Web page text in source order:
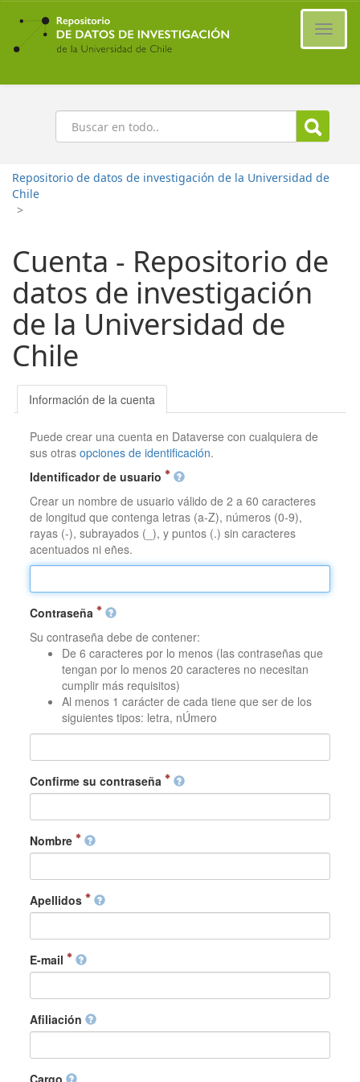
Ir
contenido
principal
Buscar
Repositorio de datos de investigación de la Universidad de
Chile
>
Cuenta - Repositorio de
datos de investigación
de la Universidad de
Chile
Información de la cuenta
Puede crear una cuenta en Dataverse con cualquiera de
sus otrasopciones de identificación.
Identificador de usuario
Crear un nombre de usuario válido de 2 a 60 caracteres
de longitud que contenga letras (a-Z), números (0-9),
rayas (-), subrayados (_), y puntos (.) sin caracteres
acentuados ni eñes.
Contraseña
Su contraseña debe de contener:
De 6 caracteres por lo menos (las contraseñas que
tengan por lo menos 20 caracteres no necesitan
cumplir más requisitos)
Al menos 1 carácter de cada tiene que ser de los
siguientes tipos: letra, nÚmero
Confirme su contraseña
Nombre
Apellidos
E-mail
Afiliación
Cargo